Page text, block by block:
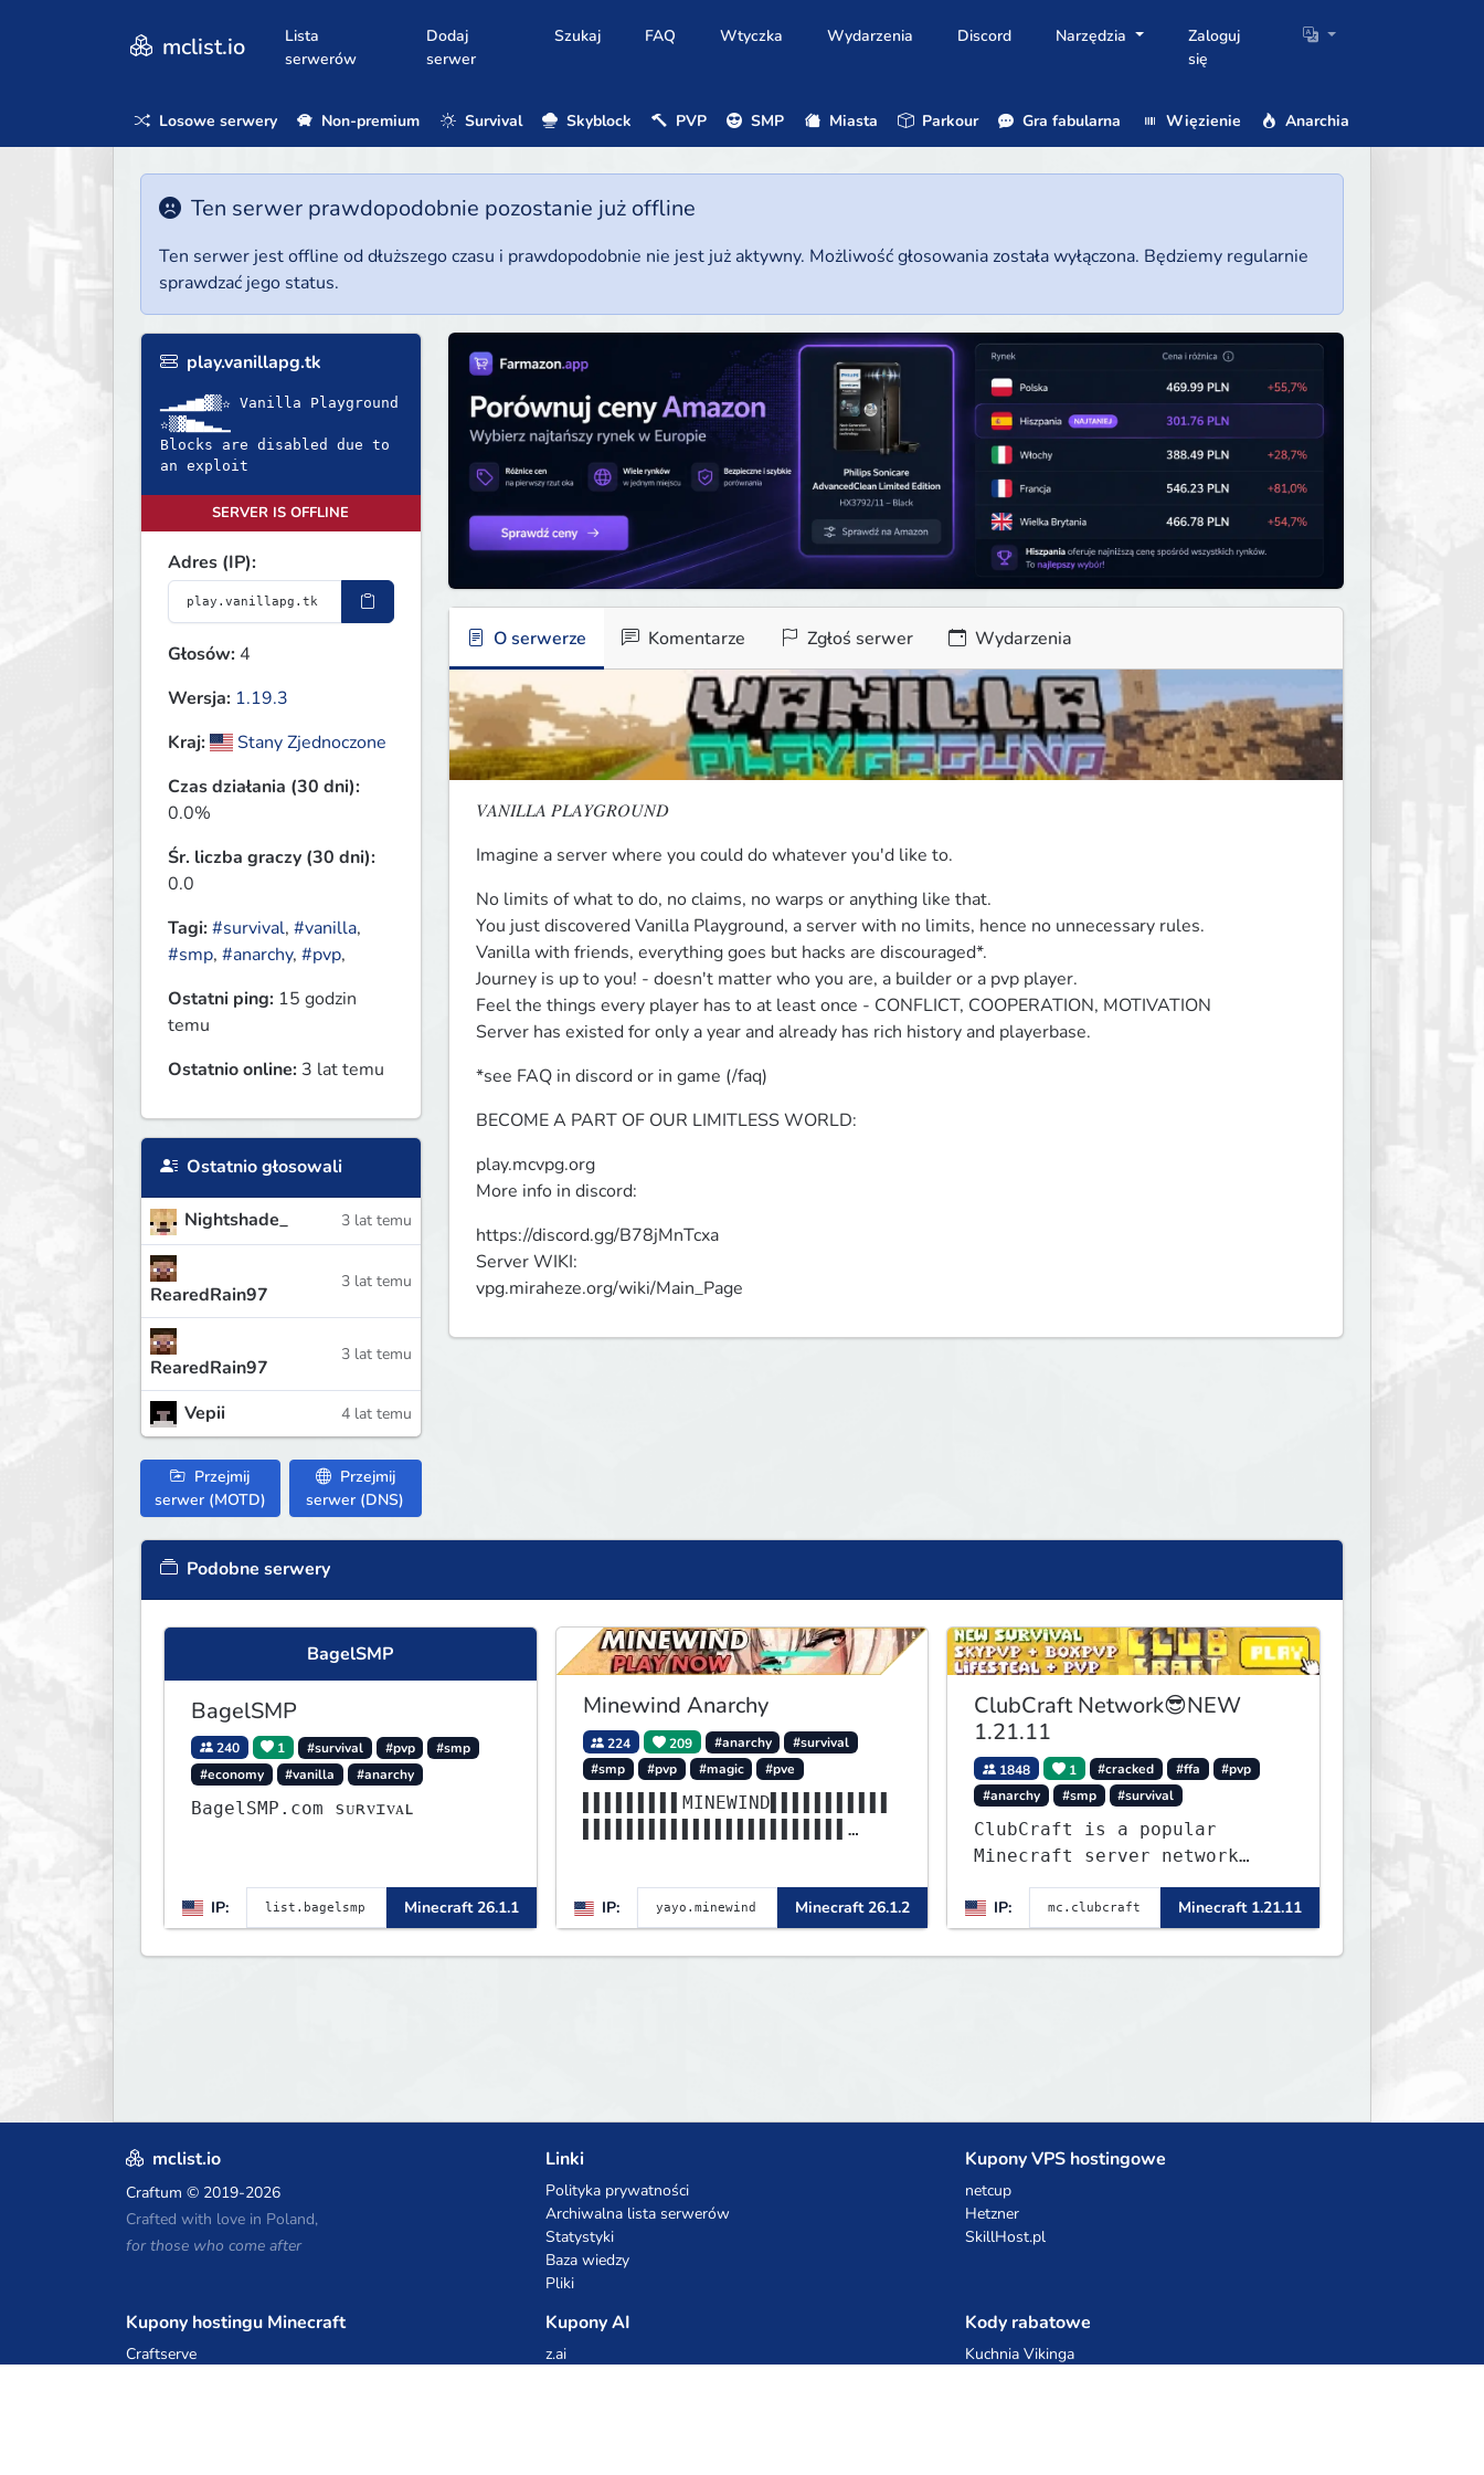
mclist.io
Lista
serwerów
Dodaj
serwer
Szukaj FAQ Wtyczka Wydarzenia Discord Narzędzia
Zaloguj
się
Losowe serwery Non-premium Survival Skyblock PVP SMP Miasta Parkour Gra fabularna Więzienie Anarchia
Ten serwer prawdopodobnie pozostanie już offline
Ten serwer jest offline od dłuższego czasu i prawdopodobnie nie jest już aktywny. Możliwość głosowania została wyłączona. Będziemy regularnie
sprawdzać jego status.
play.vanillapg.tk
▁▂▃▅▆▓▒✫ Vanilla Playground
✫▒▓▆▅▃▂▁
Blocks are disabled due to
an exploit
SERVER IS OFFLINE
Adres (IP):
Głosów: 4
Wersja: 1.19.3
Kraj:
Stany Zjednoczone
Czas działania (30 dni):
0.0%
Śr. liczba graczy (30 dni):
0.0
Tagi:#survival, #vanilla,
#smp, #anarchy, #pvp,
Ostatni ping: 15 godzin
temu
Ostatnio online: 3 lat temu
Ostatnio głosowali
Nightshade_ 3 lat temu
RearedRain97
3 lat temu
RearedRain97
3 lat temu
Vepii 4 lat temu
Przejmij
serwer (MOTD)
Przejmij
serwer (DNS)
O serwerze Komentarze Zgłoś serwer Wydarzenia
𝑉𝐴𝑁𝐼𝐿𝐿𝐴 𝑃𝐿𝐴𝑌𝐺𝑅𝑂𝑈𝑁𝐷
Imagine a server where you could do whatever you'd like to.
No limits of what to do, no claims, no warps or anything like that.
You just discovered Vanilla Playground, a server with no limits, hence no unnecessary rules.
Vanilla with friends, everything goes but hacks are discouraged*.
Journey is up to you! - doesn't matter who you are, a builder or a pvp player.
Feel the things every player has to at least once - CONFLICT, COOPERATION, MOTIVATION
Server has existed for only a year and already has rich history and playerbase.
*see FAQ in discord or in game (/faq)
BECOME A PART OF OUR LIMITLESS WORLD:
play.mcvpg.org
More info in discord:
https://discord.gg/B78jMnTcxa
Server WIKI:
vpg.miraheze.org/wiki/Main_Page
Podobne serwery
BagelSMP
BagelSMP
240 1 #survival #pvp
#smp
#economy
#vanilla #anarchy
BagelSMP.com ѕᴜʀᴠɪᴠᴀʟ
IP: Minecraft 26.1.1
Minewind Anarchy
224 209 #anarchy
#survival
#smp
#pvp #magic #pve
▌▌▌▌▌▌▌▌▌MINEWIND▌▌▌▌▌▌▌▌▌▌▌
▌▌▌▌▌▌▌▌▌▌▌▌▌▌▌▌▌▌▌▌▌▌▌▌
IP:
Minecraft 26.1.2
ClubCraft Network😎NEW
1.21.11
1848 1 #cracked #ffa
#pvp
#anarchy
#smp #survival
ClubCraft is a popular
Minecraft server network
offering a variety of game
modes, including Survival,
Lifesteal, FFA BoxPVP,
SkyBlock, KitPVP and many
IP: Minecraft 1.21.11
mclist.io
Craftum © 2019-2026
Crafted with love in Poland,
for those who come after
Linki
Polityka prywatności
Archiwalna lista serwerów
Statystyki
Baza wiedzy
Pliki
Kupony VPS hostingowe
netcup
Hetzner
SkillHost.pl
Kupony hostingu Minecraft
Craftserve
Kupony AI
z.ai
Kody rabatowe
Kuchnia Vikinga